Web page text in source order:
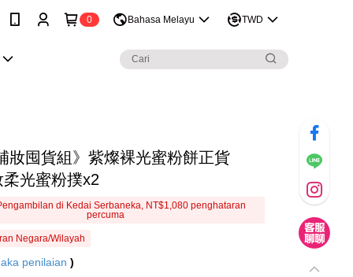
0 Bahasa Melayu TWD
妝囤貨組》紫燦裸光蜜粉餅正貨
光蜜粉撲x2
di Kedai Serbaneka, NT$1,080 penghataran
percuma
Negara/Wilayah
penilaian )